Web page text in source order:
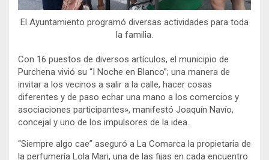
El Ayuntamiento programó diversas actividades para toda
la familia.
Con 16 puestos de diversos artículos, el municipio de
Purchena vivió su “I Noche en Blanco”; una manera de
invitar a los vecinos a salir a la calle, hacer cosas
diferentes y de paso echar una mano a los comercios y
asociaciones participantes», manifestó Joaquín Navío,
concejal y uno de los impulsores de la idea.
“Siempre algo cae” aseguró a La Comarca la propietaria de
la perfumería Lola Mari, una de las fijas en cada encuentro